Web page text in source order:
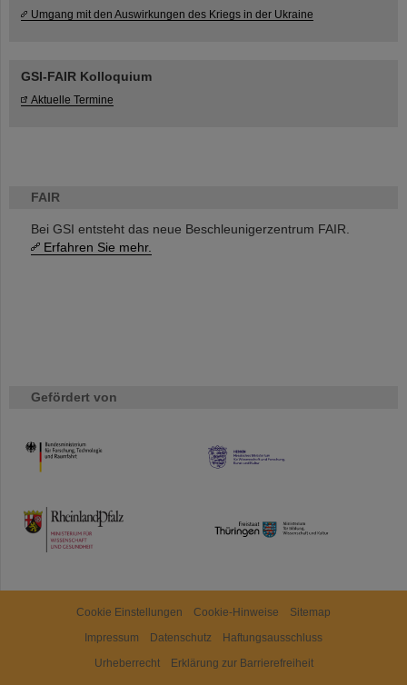
FAIR
Bei GSI entsteht das neue Beschleunigerzentrum FAIR.
Erfahren Sie mehr.
Gefördert von
HMWK
TMWWDG
Umgang mit den Auswirkungen des Kriegs in der Ukraine
GSI-FAIR Kolloquium
Aktuelle Termine
Cookie Einstellungen Cookie-Hinweise
Sitemap
Impressum
Datenschutz
Haftungsausschluss
Urheberrecht
Erklärung zur Barrierefreiheit